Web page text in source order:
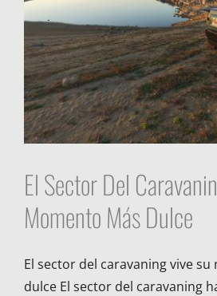
El Sector Del
Momento Más Dulce
El sector del caravaning vive
dulce El sector del caravaning